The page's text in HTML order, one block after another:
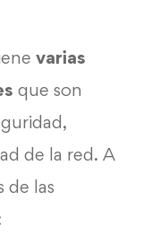
varias
que son
de la red. A
de las